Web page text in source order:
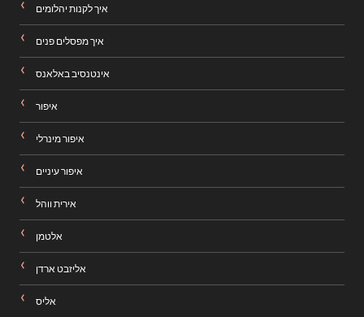
איך לקנות יהלומים
איך מפסלים פנים
אינטנסיב באלאנס
איפור
איפור מינרלי
איפור עיניים
אירית ווהל
אלטמן
אליזבט ארדן
אליס